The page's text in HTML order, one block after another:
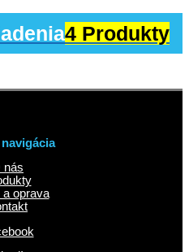
4 Produkty
navigácia
nás
a oprava